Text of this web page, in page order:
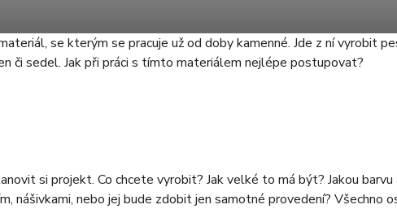
se kterým se pracuje už od doby kamenné. Jde z ní vyrobit
či sedel. Jak při práci s tímto materiálem nejlépe postupovat?
si projekt. Co chcete vyrobit? Jak velké to má být? Jakou
nášivkami, nebo jej bude zdobit jen samotné provedení? Všechno